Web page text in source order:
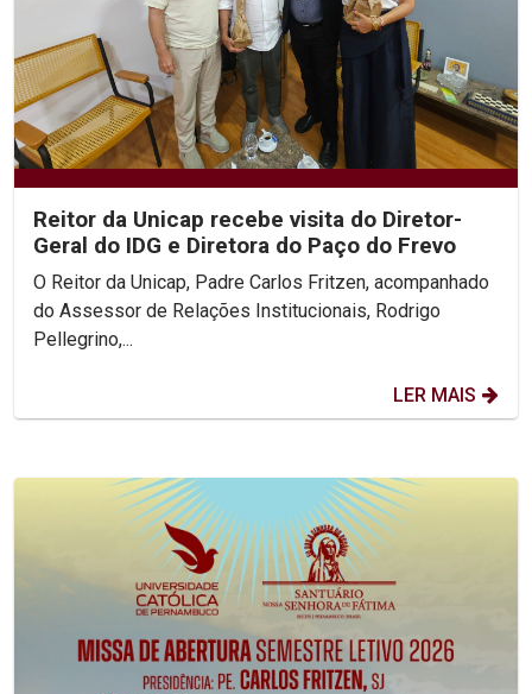
Reitor da Unicap recebe visita do Diretor-
Geral do IDG e Diretora do Paço do Frevo
O Reitor da Unicap, Padre Carlos Fritzen, acompanhado
do Assessor de Relações Institucionais, Rodrigo
Pellegrino,...
LER MAIS